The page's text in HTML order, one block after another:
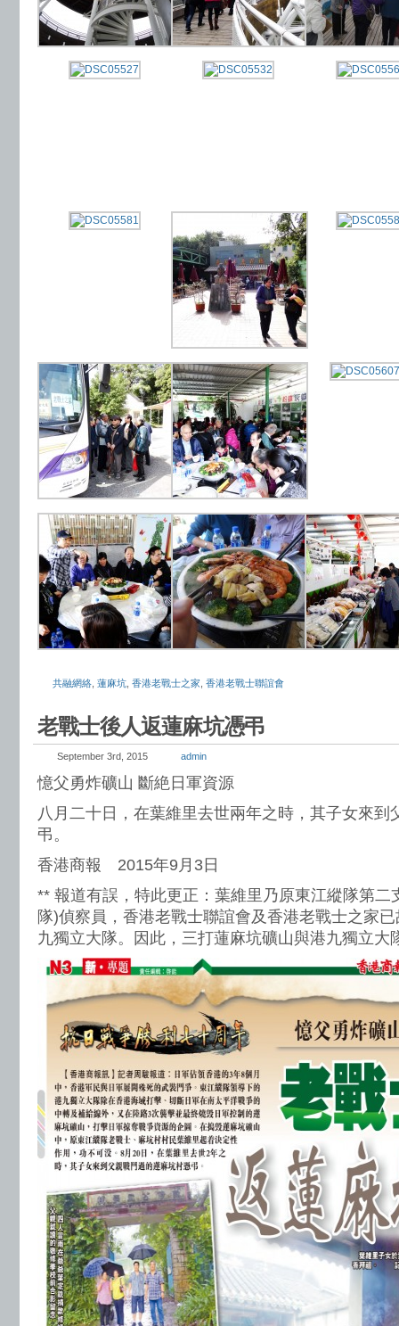
共融網絡 蓮麻坑 香港老戰士之家 香港老戰士聯誼會
老戰士後人返蓮麻坑憑弔
September 3rd, 2015 admin
憶父勇炸礦山 斷絶日軍資源
八月二十日，在葉維里去世兩年之時，其子女來到
弔。
香港商報 2015年9月3日
** 報道有誤，特此更正：葉維里乃原東江縱隊第二
隊)偵察員，香港老戰士聯誼會及香港老戰士之家
九獨立大隊。因此，三打蓮麻坑礦山與港九獨立大